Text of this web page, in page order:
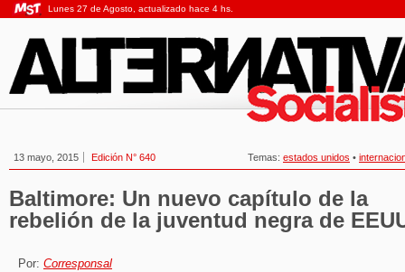
Lunes 27 de Agosto, actualizado hace 4 hs.
13 mayo, 2015 Edición N° 640 Temas: estados unidos •
Baltimore: Un nuevo capítulo de la
rebelión de la juventud negra de
Por: Corresponsal